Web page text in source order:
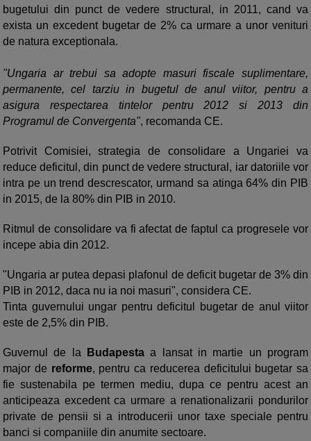
bugetului din punct de vedere structural, in 2011, cand va
exista un excedent bugetar de 2% ca urmare a unor venituri
de natura exceptionala.
"Ungaria ar trebui sa adopte masuri fiscale suplimentare,
permanente, cel tarziu in bugetul de anul viitor, pentru a
asigura respectarea tintelor pentru 2012 si 2013 din
Programul de Convergenta", recomanda CE.
Potrivit Comisiei, strategia de consolidare a Ungariei va
reduce deficitul, din punct de vedere structural, iar datoriile vor
intra pe un trend descrescator, urmand sa atinga 64% din PIB
in 2015, de la 80% din PIB in 2010.
Ritmul de consolidare va fi afectat de faptul ca progresele vor
incepe abia din 2012.
"Ungaria ar putea depasi plafonul de deficit bugetar de 3% din
PIB in 2012, daca nu ia noi masuri", considera CE.
Tinta guvernului ungar pentru deficitul bugetar de anul viitor
este de 2,5% din PIB.
Guvernul de la Budapesta a lansat in martie un program
major de reforme, pentru ca reducerea deficitului bugetar sa
fie sustenabila pe termen mediu, dupa ce pentru acest an
anticipeaza excedent ca urmare a renationalizarii pondurilor
private de pensii si a introducerii unor taxe speciale pentru
banci si companiile din anumite sectoare.